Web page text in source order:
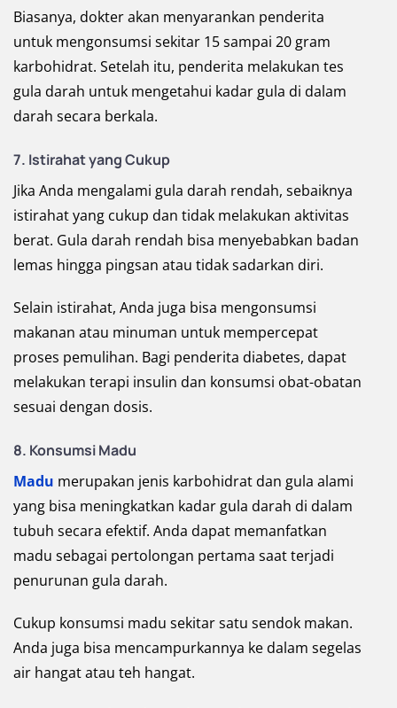
Biasanya, dokter akan menyarankan penderita
untuk mengonsumsi sekitar 15 sampai 20 gram
karbohidrat. Setelah itu, penderita melakukan tes
gula darah untuk mengetahui kadar gula di dalam
darah secara berkala.
7. Istirahat yang Cukup
Jika Anda mengalami gula darah rendah, sebaiknya
istirahat yang cukup dan tidak melakukan aktivitas
berat. Gula darah rendah bisa menyebabkan badan
lemas hingga pingsan atau tidak sadarkan diri.
Selain istirahat, Anda juga bisa mengonsumsi
makanan atau minuman untuk mempercepat
proses pemulihan. Bagi penderita diabetes, dapat
melakukan terapi insulin dan konsumsi obat-obatan
sesuai dengan dosis.
8. Konsumsi Madu
Madu merupakan jenis karbohidrat dan gula alami
yang bisa meningkatkan kadar gula darah di dalam
tubuh secara efektif. Anda dapat memanfatkan
madu sebagai pertolongan pertama saat terjadi
penurunan gula darah.
Cukup konsumsi madu sekitar satu sendok makan.
Anda juga bisa mencampurkannya ke dalam segelas
air hangat atau teh hangat.